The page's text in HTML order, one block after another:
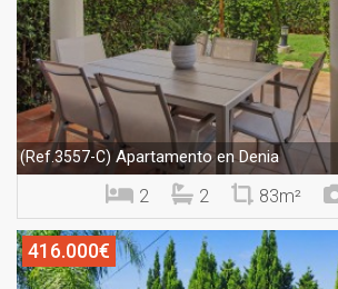
(Ref.3557-C) Apartamento en Denia
2 2 83m²
416.000€